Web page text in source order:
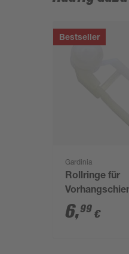
Bestseller
Gardinia
Rollringe für
Stück
6,99 €